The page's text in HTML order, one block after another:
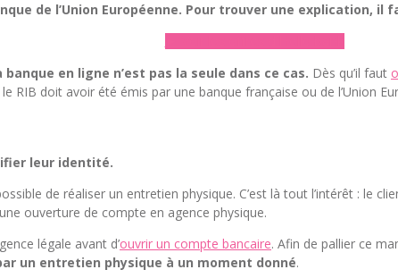
de l’Union Européenne. Pour trouver une explication,
banque en ligne n’est pas la seule dans ce cas. Dès qu’il faut
RIB doit avoir été émis par une banque française ou de l’Union
leur identité.
de réaliser un entretien physique. C’est là tout l’intérêt : le
ouverture de compte en agence physique.
légale avant d’ouvrir un compte bancaire. Afin de pallier ce
un entretien physique à un moment donné.